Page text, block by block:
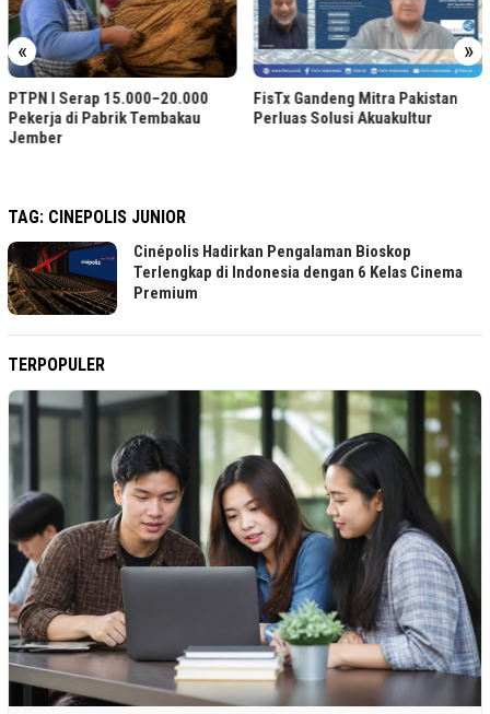
« »
PTPN I Serap 15.000–20.000
Pekerja di Pabrik Tembakau
Jember
FisTx Gandeng Mitra Pakistan
Perluas Solusi Akuakultur
TAG: CINEPOLIS JUNIOR
Cinépolis Hadirkan Pengalaman Bioskop
Terlengkap di Indonesia dengan 6 Kelas Cinema
Premium
TERPOPULER